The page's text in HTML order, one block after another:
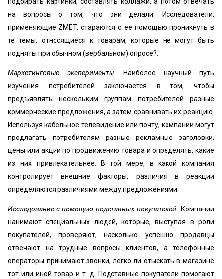
на вопросы о том, что они делали. Исследователи,
применяющие ZMET, стараются с ее помощью проникнуть в
те темы, относящиеся к товарам, которые не могут быть
подняты при обычном (вербальном) опросе?.
Маркетинговые эксперименты . Наиболее научный путь
изучения потребителей заключается в том, чтобы
предъявлять нескольким группам потребителей разные
коммерческие предложения, а затем сравнивать их реакцию.
Используя кабельное телевидение или почту, компании могут
предлагать потребителям разные рекламные заголовки,
цены или акции по продвижению товара и определять, какие
из них привлекательнее. В той мере, в какой компания
контролирует внешние факторы, различия в реакции
определяются различиями между предложениями.
Исследование с помощью подставных покупателей.
Компании
нанимают специальных людей, которые, выступая в роли
покупателей, проверяют, насколько успешно продавцы
отвечают на трудные вопросы клиентов, а телефонные
операторы принимают звонки, легко ли отыскать в магазине
тот или иной товар и т. д. Подставные покупатели помогают